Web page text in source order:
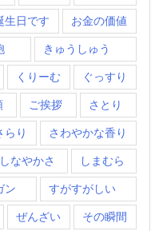
生日です お金の価値
きゅうしゅう
くりーむ ぐっすり
ご挨拶 さとり
らり さわやかな香り
しなやかさ しまむら
ン すがすがしい
ぜんざい その瞬間